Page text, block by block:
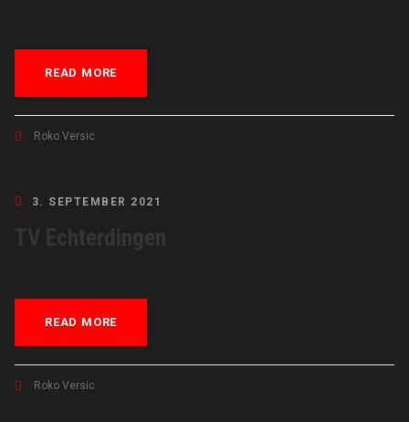
READ MORE
Roko Versic
3. SEPTEMBER 2021
READ MORE
Roko Versic